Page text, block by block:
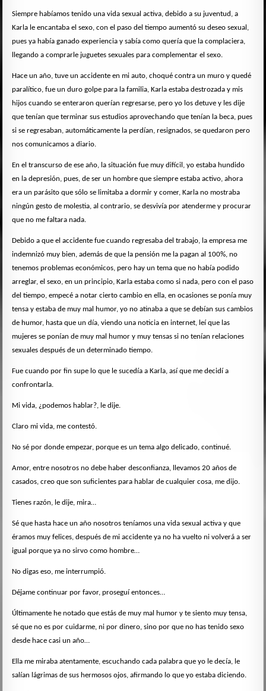
Siempre habíamos tenido una vida sexual activa, debido a su juventud, a
Karla le encantaba el sexo, con el paso del tiempo aumentó su deseo sexual,
pues ya había ganado experiencia y sabía como quería que la complaciera,
llegando a comprarle juguetes sexuales para complementar el sexo.
Hace un año, tuve un accidente en mi auto, choqué contra un muro y quedé
paralítico, fue un duro golpe para la familia, Karla estaba destrozada y mis
hijos cuando se enteraron querían regresarse, pero yo los detuve y les dije
que tenían que terminar sus estudios aprovechando que tenían la beca, pues
si se regresaban, automáticamente la perdían, resignados, se quedaron pero
nos comunicamos a diario.
En el transcurso de ese año, la situación fue muy difícil, yo estaba hundido
en la depresión, pues, de ser un hombre que siempre estaba activo, ahora
era un parásito que sólo se limitaba a dormir y comer, Karla no mostraba
ningún gesto de molestia, al contrario, se desvivía por atenderme y procurar
que no me faltara nada.
Debido a que el accidente fue cuando regresaba del trabajo, la empresa me
indemnizó muy bien, además de que la pensión me la pagan al 100%, no
tenemos problemas económicos, pero hay un tema que no había podido
arreglar, el sexo, en un principio, Karla estaba como si nada, pero con el paso
del tiempo, empecé a notar cierto cambio en ella, en ocasiones se ponía muy
tensa y estaba de muy mal humor, yo no atinaba a que se debían sus cambios
de humor, hasta que un día, viendo una noticia en internet, leí que las
mujeres se ponían de muy mal humor y muy tensas si no tenían relaciones
sexuales después de un determinado tiempo.
Fue cuando por fin supe lo que le sucedía a Karla, así que me decidí a
confrontarla.
Mi vida, ¿podemos hablar?, le dije.
Claro mi vida, me contestó.
No sé por donde empezar, porque es un tema algo delicado, continué.
Amor, entre nosotros no debe haber desconfianza, llevamos 20 años de
casados, creo que son suficientes para hablar de cualquier cosa, me dijo.
Tienes razón, le dije, mira…
Sé que hasta hace un año nosotros teníamos una vida sexual activa y que
éramos muy felices, después de mi accidente ya no ha vuelto ni volverá a ser
igual porque ya no sirvo como hombre…
No digas eso, me interrumpió.
Déjame continuar por favor, proseguí entonces…
Últimamente he notado que estás de muy mal humor y te siento muy tensa,
sé que no es por cuidarme, ni por dinero, sino por que no has tenido sexo
desde hace casi un año…
Ella me miraba atentamente, escuchando cada palabra que yo le decía, le
salían lágrimas de sus hermosos ojos, afirmando lo que yo estaba diciendo.